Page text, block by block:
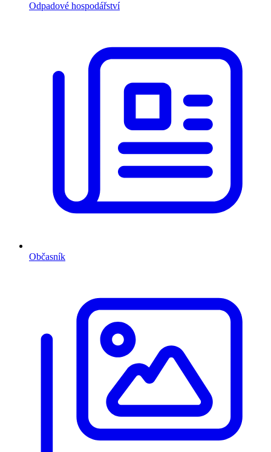
Odpadové hospodářství
Občasník